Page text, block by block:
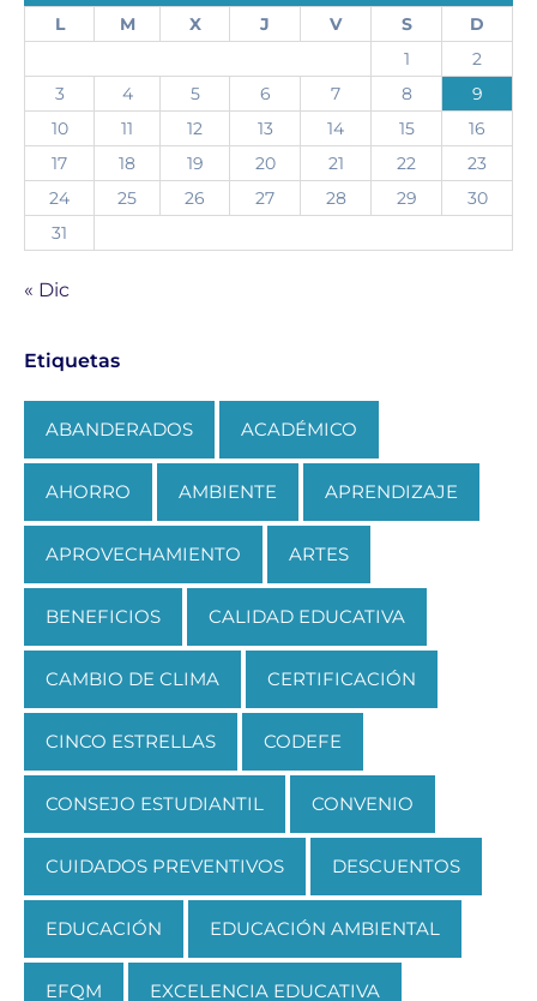
L M X J V S
D
1
2
3
4 5 6 7 8
9
10
11 12 13 14 15
16
17
18 19 20 21 22
23
24
25 26 27 28 29
30
31
« Dic
Etiquetas
ABANDERADOS ACADÉMICO
AHORRO AMBIENTE APRENDIZAJE
APROVECHAMIENTO ARTES
BENEFICIOS CALIDAD EDUCATIVA
CAMBIO DE CLIMA CERTIFICACIÓN
CINCO ESTRELLAS CODEFE
CONSEJO ESTUDIANTIL CONVENIO
CUIDADOS PREVENTIVOS DESCUENTOS
EDUCACIÓN EDUCACIÓN AMBIENTAL
EFQM EXCELENCIA EDUCATIVA